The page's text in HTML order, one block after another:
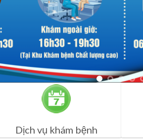
Dịch vụ khám bệnh